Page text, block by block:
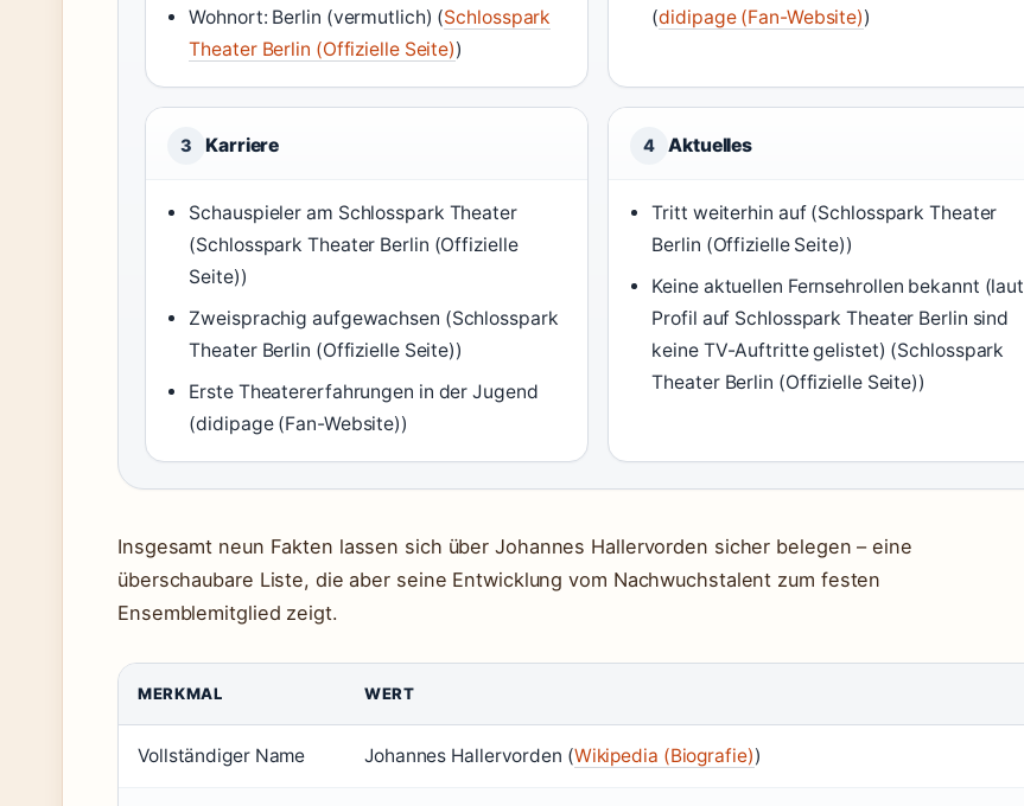
Wohnort: Berlin (vermutlich) (Schlosspark
Theater Berlin (Offizielle Seite))
(didipage (Fan-Website))
3 Karriere
Schauspieler am Schlosspark Theater
(Schlosspark Theater Berlin (Offizielle
Seite))
Zweisprachig aufgewachsen (Schlosspark
Theater Berlin (Offizielle Seite))
Erste Theatererfahrungen in der Jugend
(didipage (Fan-Website))
4 Aktuelles
Tritt weiterhin auf (Schlosspark Theater
Berlin (Offizielle Seite))
Keine aktuellen Fernsehrollen bekannt (laut
Profil auf Schlosspark Theater Berlin sind
keine TV-Auftritte gelistet) (Schlosspark
Theater Berlin (Offizielle Seite))
Insgesamt neun Fakten lassen sich über Johannes Hallervorden sicher belegen – eine
überschaubare Liste, die aber seine Entwicklung vom Nachwuchstalent zum festen
Ensemblemitglied zeigt.
MERKMAL WERT
Vollständiger Name Johannes Hallervorden (Wikipedia (Biografie))